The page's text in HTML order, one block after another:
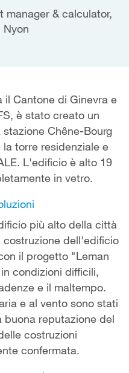
manager & calculator,
Nyon
Cantone di Ginevra e
è stato creato un
Chêne-Bourg
torre residenziale e
L'edificio è alto 19
in vetro.
più alto della città
costruzione dell'edificio
il progetto "Leman
condizioni difficili,
e il maltempo.
e al vento sono stati
buona reputazione del
costruzioni
confermata.